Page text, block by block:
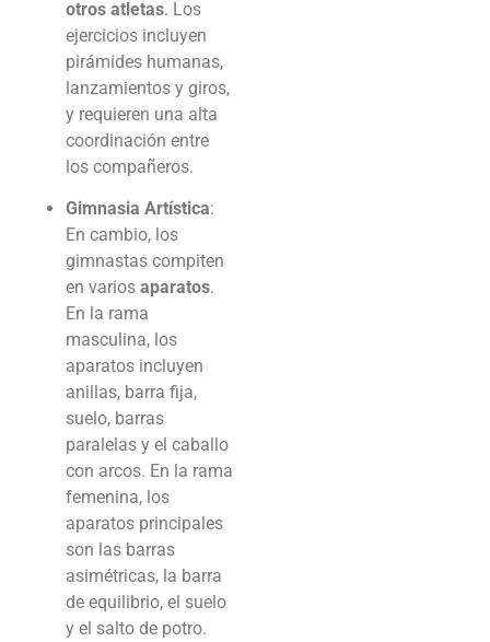
otros atletas. Los
ejercicios incluyen
pirámides humanas,
lanzamientos y giros,
y requieren una alta
coordinación entre
los compañeros.
Gimnasia Artística:
En cambio, los
gimnastas compiten
en varios aparatos.
En la rama
masculina, los
aparatos incluyen
anillas, barra fija,
suelo, barras
paralelas y el caballo
con arcos. En la rama
femenina, los
aparatos principales
son las barras
asimétricas, la barra
de equilibrio, el suelo
y el salto de potro.